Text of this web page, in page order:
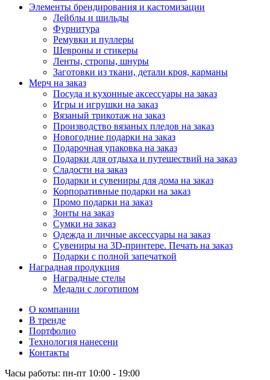
Элементы брендирования и кастомизации
Лейблы и шильды
Фурнитура
Ремувки и пуллеры
Шевроны и стикеры
Ленты, стропы, шнуры
Заготовки из ткани, детали кроя, карманы
Мерч на заказ
Посуда и кухонные аксессуары на заказ
Игры и игрушки на заказ
Вязаный трикотаж на заказ
Производство вязаных пледов на заказ
Новогодние подарки на заказ
Подарочная упаковка на заказ
Подарки для отдыха и путешествий на заказ
Сладости на заказ
Подарки и сувениры для дома на заказ
Корпоративные подарки на заказ
Промо подарки на заказ
Зонты на заказ
Сумки на заказ
Одежда и личные аксессуары на заказ
Сувениры на 3D-принтере. Печать на заказ
Подарки с полной запечаткой
Наградная продукция
Наградные стелы
Медали с логотипом
О компании
В тренде
Портфолио
Технология нанесени
Контакты
Часы работы: пн-пт 10:00 - 19:00